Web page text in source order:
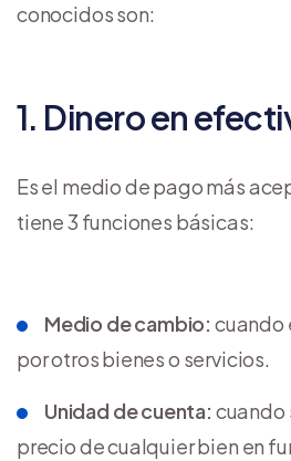
conocidos son:
1. Dinero en
Es el medio de pago más
tiene 3 funciones básicas:
‍Medio de cambio: cuando
por otros bienes o servicios.
‍Unidad de cuenta: cuando
precio de cualquier bien en